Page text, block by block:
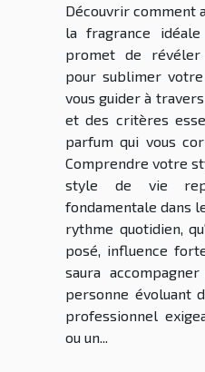
Découvrir comment
la fragrance
promet de révéler
pour sublimer
vous guider à
et des critères
parfum qui vous
Comprendre votre
style de vie
fondamentale dans
rythme quotidien,
posé, influence
saura
personne évoluant
professionnel
ou un...